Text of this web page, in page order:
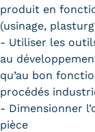
produit en
(usinage,
- Utiliser les
au
qu’au bon
procédés
- Dimensionner
pièce